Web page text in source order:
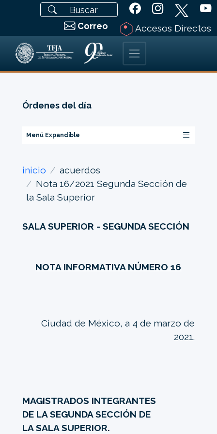
Correo Accesos Directos
Órdenes del día
Menú Expandible
inicio
acuerdos
Nota 16/2021 Segunda Sección de
la Sala Superior
SALA SUPERIOR - SEGUNDA SECCIÓN
NOTA INFORMATIVA NÚMERO 16
Ciudad de México, a 4 de marzo de
2021.
MAGISTRADOS INTEGRANTES
DE LA SEGUNDA SECCIÓN DE
LA SALA SUPERIOR.